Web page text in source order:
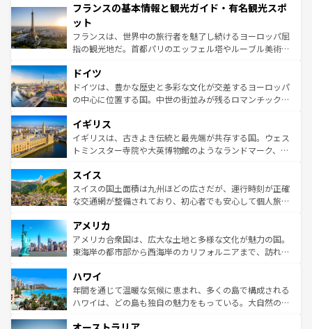
ませてくれるイタリアで、忘れられない旅をしてみよう！
なお、新着のイタリア情報は
しい。
文化が根付くこの国では、情熱的なフラメンコ、熱気あふ
れる闘牛、そして美味しいタパスが生活の一部となってい
る。首都マドリードの洗練された雰囲気や、バルセロナの
アートに溢れた街角から、地方では古代ローマ遺跡や中世
せる。地方によって風土や気候が異なるスペインはその個
性で訪れる人を魅了する。 なお、新着のスペイン情報は コ
ンテンツ一覧を参照してほしい。
フランスの基本情報と観光ガイド・有名観光スポ
ット
フランスは、世界中の旅行者を魅了し続けるヨーロッパ屈
指の観光地だ。首都パリのエッフェル塔やルーブル美術館
で、幅広い魅力が詰まっている。華麗な宮殿、歴史的な大
聖堂、美しいビーチ、そして豊かな自然が、訪れる者を心
から魅了する。また、フランスは美食の国としても知ら
いる。シャンパンの発祥地であるランス、プロヴァンスの
香り高いラベンダー畑など、多彩な楽しみ方が可能だ。さ
らに、パリ以外の地域にも魅力が溢れており、どの街角に
れる地方に足を運ぶとそれぞれで全く異なる文化を体験で
きるだろう。 なお、新着のフランス情報はコンテンツ一覧
を参照してほしい。
ドイツ
ドイツは、豊かな歴史と多彩な文化が交差するヨーロッパ
の中心に位置する国。中世の街並みが残るロマンチック街
顔を持つこの国は、どこを歩いても飽きることがない。ベ
ルリンの文化的活気、バイエルン州のアルプスの絶景、そ
してライン川沿いのワイン畑といった風景は必見。ビール
は、お酒好きな人にはぜひ体験してほしい。 なお、新着の
ドイツ情報はコンテンツ一覧を参照してほしい。
イギリス
イギリスは、古きよき伝統と最先端が共存する国。ウェス
トミンスター寺院や大英博物館のようなランドマーク、歴
リアごとに異なる魅力がある。また、優雅なアフタヌーン
ティー、ビール好きにはたまらない英国パブ、サッカー観
戦など、本場だからこそできる体験も豊富。イギリスを旅
ンツ一覧を参照してほしい。
スイス
スイスの国土面積は九州ほどの広さだが、運行時刻が正確
な交通網が整備されており、初心者でも安心して個人旅行
の建物がそのまま残る町や、スイスならではのユニークな
博物館もあり、アルプス観光だけでなく町歩きも満喫する
ことができる。国民の所得が高いため物価も高いが、旅行
ば市内交通費無料で観光を楽しむこともできる。 なお、新
着のスイス情報はコンテンツ一覧 を参照してほしい。
アメリカ
アメリカ合衆国は、広大な土地と多様な文化が魅力の国。
東海岸の都市部から西海岸のカリフォルニアまで、訪れる
のような巨大都市は、観光、ショッピング、エンターテイ
ンメントが詰まった刺激的なスポットだ。一方、アメリカ
西部には大自然が広がり、グランドキャニオンやイエロー
部のニューオーリンズでは、音楽と美食が融合した独特の
ハワイ
年間を通じて温暖な気候に恵まれ、多くの島で構成される
ハワイは、どの島も独自の魅力をもっている。大自然の神